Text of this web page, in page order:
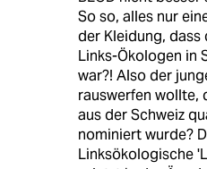
So so, alles nur
der Kleidung, dass
Links-Ökologen in
war?! Also der
rauswerfen wollte,
aus der Schweiz
nominiert wurde?
Linksökologische